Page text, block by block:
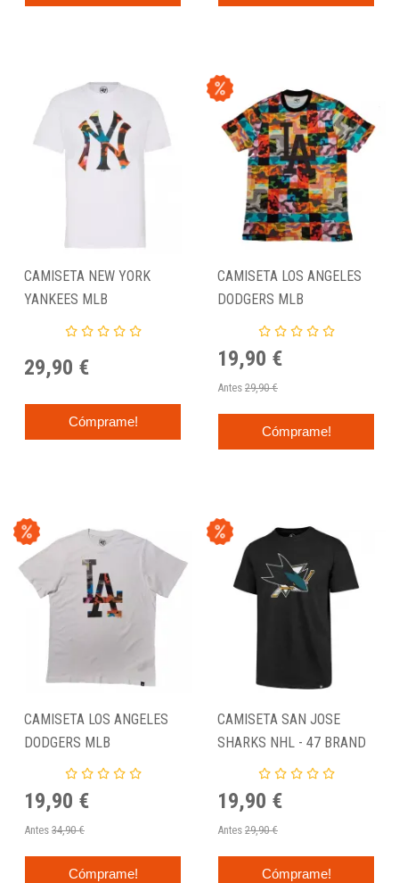
CAMISETA NEW YORK
YANKEES MLB
"PSYCHEDELIC INFILL
29,90 €
Cómprame!
CAMISETA LOS ANGELES
DODGERS MLB
"PSYCHEDELIC CAMO" - 47
19,90 €
Antes 29,90 €
Cómprame!
CAMISETA LOS ANGELES
DODGERS MLB
"PSYCHEDELIC INFILL
19,90 €
Antes 34,90 €
Cómprame!
CAMISETA SAN JOSE
SHARKS NHL - 47 BRAND
19,90 €
Antes 29,90 €
Cómprame!